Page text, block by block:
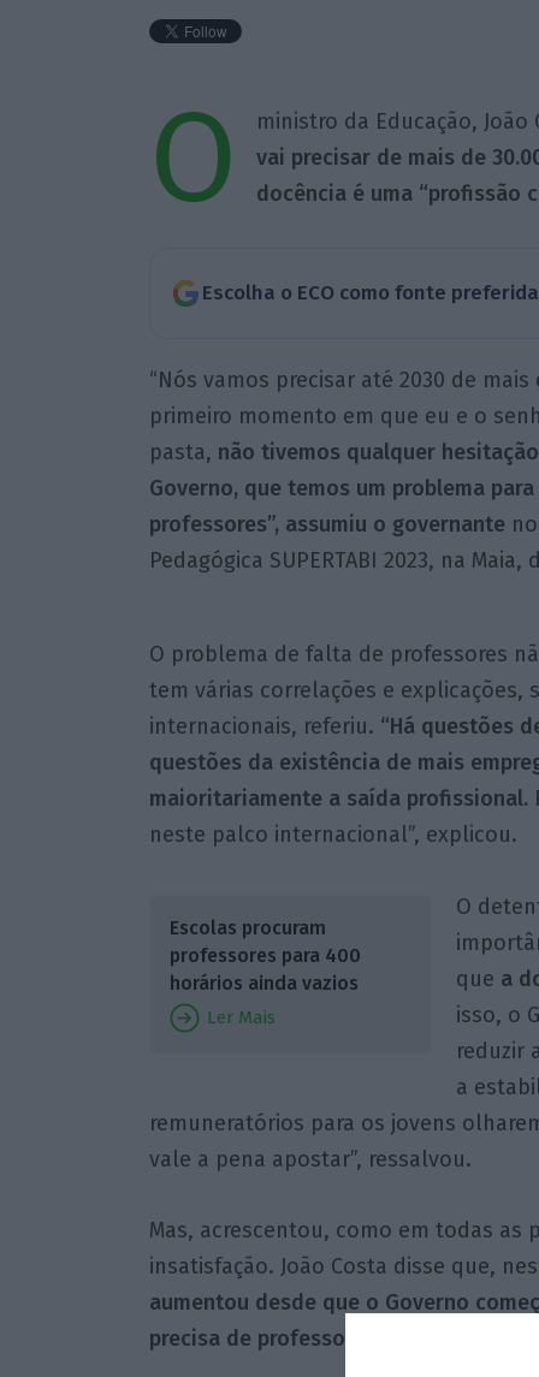
O ministro da Educação,
vai precisar de mais de
docência é uma “profissão
Escolha o ECO como fonte
“Nós vamos precisar até 2030 de
primeiro momento em que eu e o
pasta, não tivemos qualquer
Governo, que temos um problema
professores”, assumiu o governante
Pedagógica SUPERTABI 2023, na
O problema de falta de professores
tem várias correlações e
internacionais, referiu. “Há questões
questões da existência de mais
maioritariamente a saída profissional.
neste palco internacional”, explicou.
Escolas procuram
professores para 400
horários ainda vazios
Ler Mais
O
que a
isso, o
reduzir
a
remuneratórios para os jovens
vale a pena apostar”, ressalvou.
Mas, acrescentou, como em todas as
insatisfação. João Costa disse que,
aumentou desde que o Governo
precisa de professores.